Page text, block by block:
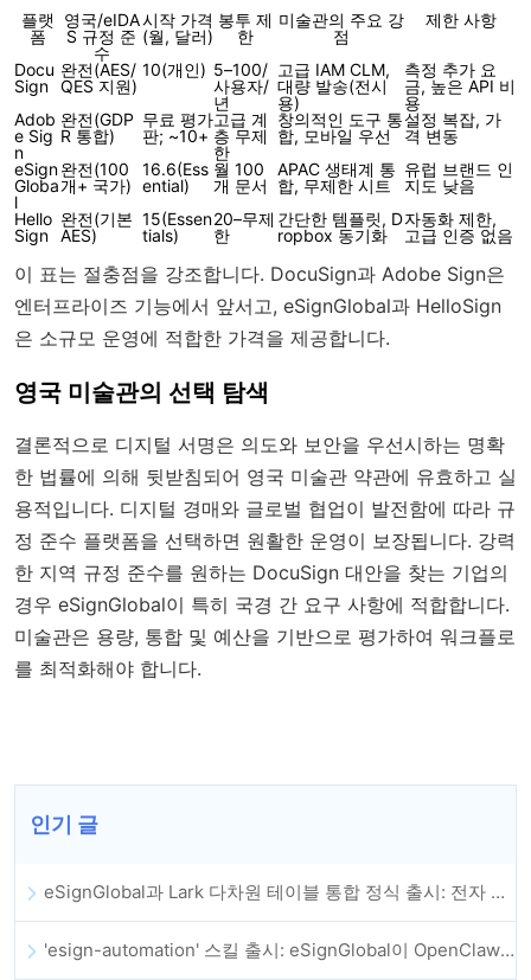
플랫
폼
영국/eIDA
S 규정 준
수
시작 가격
(월, 달러)
봉투 제
한
미술관의 주요 강
점
제한 사항
Docu
Sign
완전(AES/
QES 지원)
10(개인) 5–100/
사용자/
년
고급 IAM CLM,
대량 발송(전시
용)
측정 추가 요
금, 높은 API 비
용
Adob
e Sig
n
완전(GDP
R 통합)
무료 평가
판; ~10+
고급 계
층 무제
한
창의적인 도구 통
합, 모바일 우선
설정 복잡, 가
격 변동
eSign
Globa
l
완전(100
개+ 국가)
16.6(Ess
ential)
월 100
개 문서
APAC 생태계 통
합, 무제한 시트
유럽 브랜드 인
지도 낮음
Hello
Sign
완전(기본
AES)
15(Essen
tials)
20–무제
한
간단한 템플릿, D
ropbox 동기화
자동화 제한,
고급 인증 없음
이 표는 절충점을 강조합니다. DocuSign과 Adobe Sign은
엔터프라이즈 기능에서 앞서고, eSignGlobal과 HelloSign
은 소규모 운영에 적합한 가격을 제공합니다.
영국 미술관의 선택 탐색
결론적으로 디지털 서명은 의도와 보안을 우선시하는 명확
한 법률에 의해 뒷받침되어 영국 미술관 약관에 유효하고 실
용적입니다. 디지털 경매와 글로벌 협업이 발전함에 따라 규
정 준수 플랫폼을 선택하면 원활한 운영이 보장됩니다. 강력
한 지역 규정 준수를 원하는 DocuSign 대안을 찾는 기업의
경우 eSignGlobal이 특히 국경 간 요구 사항에 적합합니다.
미술관은 용량, 통합 및 예산을 기반으로 평가하여 워크플로
를 최적화해야 합니다.
인기 글
eSignGlobal과 Lark 다차원 테이블 통합 정식 출시: 전자 계약 체결 및 보관 전체 자동화
'esign-automation' 스킬 출시: eSignGlobal이 OpenClaw에 자동 전자서명을 지원